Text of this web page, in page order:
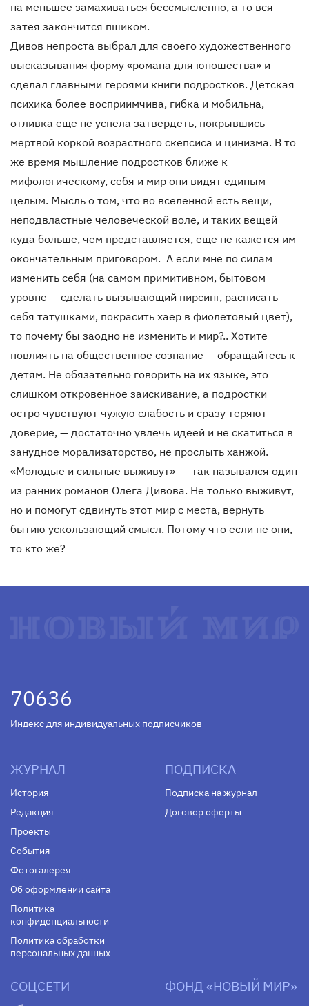
на меньшее замахиваться бессмысленно, а то вся
затея закончится пшиком.
Дивов непроста выбрал для своего художественного
высказывания форму «романа для юношества» и
сделал главными героями книги подростков. Детская
психика более восприимчива, гибка и мобильна,
отливка еще не успела затвердеть, покрывшись
мертвой коркой возрастного скепсиса и цинизма. В то
же время мышление подростков ближе к
мифологическому, себя и мир они видят единым
целым. Мысль о том, что во вселенной есть вещи,
неподвластные человеческой воле, и таких вещей
куда больше, чем представляется, еще не кажется им
окончательным приговором. А если мне по силам
изменить себя (на самом примитивном, бытовом
уровне — сделать вызывающий пирсинг, расписать
себя татушками, покрасить хаер в фиолетовый цвет),
то почему бы заодно не изменить и мир?.. Хотите
повлиять на общественное сознание — обращайтесь к
детям. Не обязательно говорить на их языке, это
слишком откровенное заискивание, а подростки
остро чувствуют чужую слабость и сразу теряют
доверие, — достаточно увлечь идеей и не скатиться в
занудное морализаторство, не прослыть ханжой.
«Молодые и сильные выживут» — так назывался один
из ранних романов Олега Дивова. Не только выживут,
но и помогут сдвинуть этот мир с места, вернуть
бытию ускользающий смысл. Потому что если не они,
то кто же?
70636
Индекс для индивидуальных подписчиков
ЖУРНАЛ
История
Редакция
Проекты
События
Фотогалерея
Об оформлении сайта
Политика
конфиденциальности
Политика обработки
персональных данных
ПОДПИСКА
Подписка на журнал
Договор оферты
СОЦСЕТИ ФОНД «НОВЫЙ МИР»